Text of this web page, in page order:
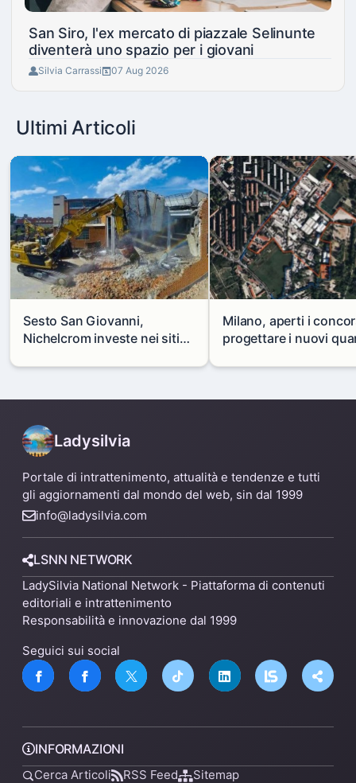
San Siro, l'ex mercato di piazzale Selinunte
diventerà uno spazio per i giovani
Silvia Carrassi 07 Aug 2026
Ultimi Articoli
Sesto San Giovanni,
Nichelcrom investe nei siti
capannone per fare spazio a
Milano, aperti i
progettare i nuovi
Mare
Ladysilvia
Portale di intrattenimento, attualità e tendenze e tutti
gli aggiornamenti dal mondo del web, sin dal 1999
info@ladysilvia.com
LSNN NETWORK
LadySilvia National Network - Piattaforma di contenuti
editoriali e intrattenimento
Responsabilità e innovazione dal 1999
Seguici sui social
INFORMAZIONI
Cerca Articoli RSS Feed Sitemap